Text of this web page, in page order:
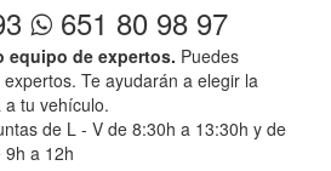
651 80 98 97
equipo de expertos. Puedes
Te ayudarán a elegir la
tu vehículo.
de L - V de 8:30h a 13:30h y de
9h a 12h